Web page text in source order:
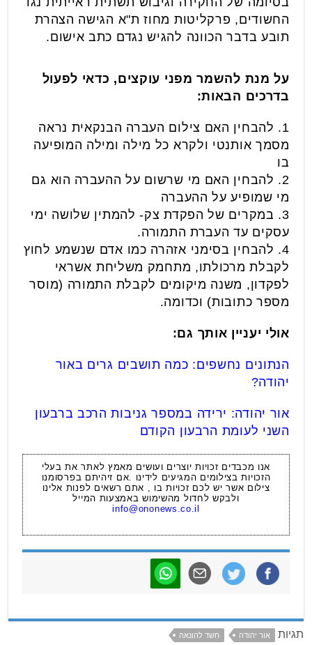
החשודים, פרקליטות מחוז ת"א הגישה הצהרת
תובע בדבר הכוונה להגיש נגדם כתב אישום.
על מנת להשמר מפני עוקצים, כדאי לפעול
בדרכים הבאות:
1. להבחין האם צילום העברה הבנקאית נראה
מסמך אותנטי ולקרא כל מילה ומילה המופיעה
בו
2. להבחין האם מי שרשום על ההעברה הוא גם
מי שמופיע על ההעברה
3. במקרים של הפקדת צק- להמתין שלושה ימי
עסקים עד העברת התמורה.
4. להבחין בסימני אזהרה כמו אדם שנשמע לחוץ
לקבלת מרכולתו, מתחמק משליחת אשראי
לפקדון, משנה מיקומים לקבלת התמורה (מוסר
מספר כתובות) וכדומה.
אולי יעניין אותך גם:
הנתונים נחשפים: כמה תושבים גרים באור
יהודה?
אור יהודה: ירידה במספר גניבות הרכב ברבעון
השני לעומת הרבעון הקודם
אנו מכבדים זכויות יוצרים ועושים מאמץ לאתר את בעלי
הזכויות בצילומים המגיעים לידינו .אם זיהיתם בפרסומנו
צילום אשר יש לכם זכויות בו , אתם רשאים לפנות אלינו
ולבקש לחדול מהשימוש באמצעות המייל
info@ononews.co.il
תגיות אור יהודה חשד להונאה